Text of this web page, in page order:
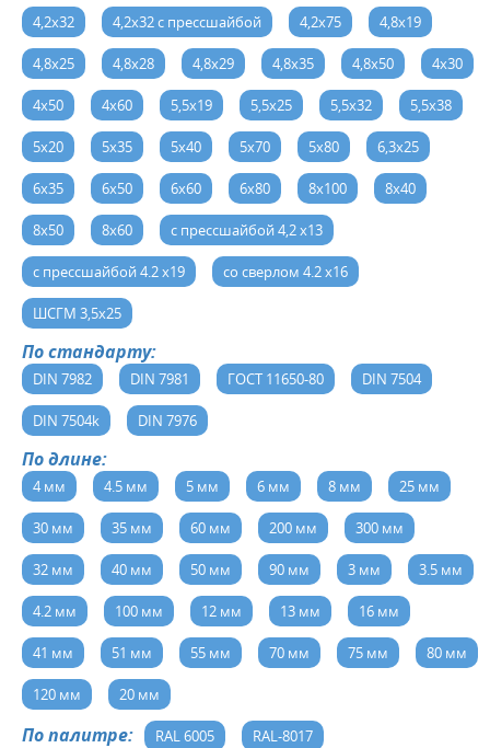
4,2х32 4,2х32 с прессшайбой 4,2х75 4,8х19
4,8х25 4,8х28 4,8х29 4,8х35 4,8х50 4х30
4х50 4х60 5,5х19 5,5х25 5,5х32 5,5х38
5х20 5х35 5х40 5х70 5х80 6,3х25
6х35 6х50 6х60 6х80 8х100 8х40
8х50 8х60 с прессшайбой 4,2 х13
с прессшайбой 4.2 х19 со сверлом 4.2 х16
ШСГМ 3,5х25
По стандарту:
DIN 7982 DIN 7981 ГОСТ 11650-80 DIN 7504
DIN 7504k DIN 7976
По длине:
4 мм 4.5 мм 5 мм 6 мм 8 мм 25 мм
30 мм 35 мм 60 мм 200 мм 300 мм
32 мм 40 мм 50 мм 90 мм 3 мм 3.5 мм
4.2 мм 100 мм 12 мм 13 мм 16 мм
41 мм 51 мм 55 мм 70 мм 75 мм 80 мм
120 мм 20 мм
По палитре: RAL 6005 RAL-8017